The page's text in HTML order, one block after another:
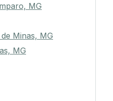
MG
Minas, MG
MG